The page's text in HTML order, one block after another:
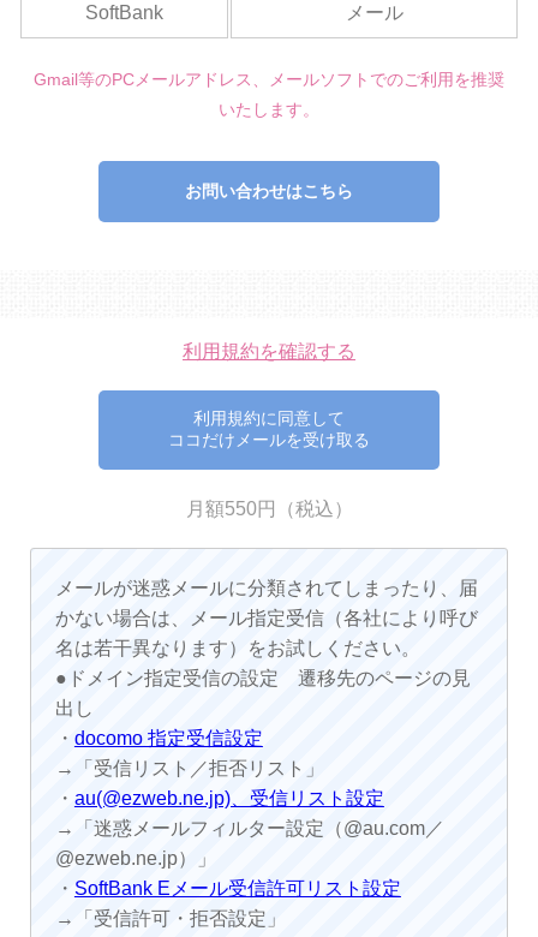
SoftBank メール
Gmail等のPCメールアドレス、メールソフトでのご利用を推奨
いたします。
お問い合わせはこちら
利用規約を確認する
利用規約に同意して
ココだけメールを受け取る
月額550円（税込）
メールが迷惑メールに分類されてしまったり、届
かない場合は、メール指定受信（各社により呼び
名は若干異なります）をお試しください。
●ドメイン指定受信の設定 遷移先のページの見
出し
・ docomo 指定受信設定
→「受信リスト／拒否リスト」
・ au(@ezweb.ne.jp)、受信リスト設定
→「迷惑メールフィルター設定（@au.com／
@ezweb.ne.jp）」
・ SoftBank Eメール受信許可リスト設定
→「受信許可・拒否設定」